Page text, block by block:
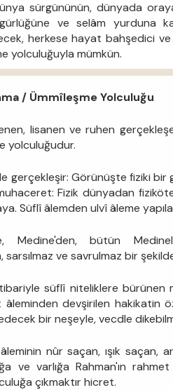
sürgününün, dünyada
ve selâm yurduna
herkese hayat bahşedici
yolculuğuyla mümkün.
/ Ümmîleşme Yolculuğu
lisanen ve ruhen
yolculuğudur.
gerçekleşir: Görünüşte fiziki
Fizik dünyadan
Süflî âlemden ulvî âleme
Medine'den, bütün
sarsılmaz ve savrulmaz bir
süflî niteliklere bürünen
devşirilen hakikatin
bir neşeyle, vecdle
nûr saçan, ışık saçan,
ve varlığa Rahman'ın
çıkmaktır hicret.